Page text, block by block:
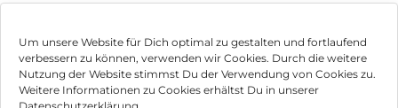
Um unsere Website für Dich optimal zu gestalten und fortlaufend
verbessern zu können, verwenden wir Cookies. Durch die weitere
Nutzung der Website stimmst Du der Verwendung von Cookies zu.
Weitere Informationen zu Cookies erhältst Du in unserer
Impressum